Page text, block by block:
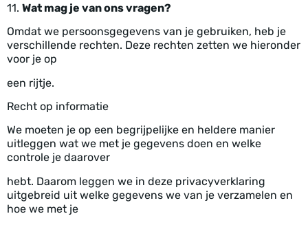
11. Wat mag je van ons vragen?
Omdat we persoonsgegevens van je gebruiken, heb je
verschillende rechten. Deze rechten zetten we hieronder
voor je op
een rijtje.
Recht op informatie
We moeten je op een begrijpelijke en heldere manier
uitleggen wat we met je gegevens doen en welke
controle je daarover
hebt. Daarom leggen we in deze privacyverklaring
uitgebreid uit welke gegevens we van je verzamelen en
hoe we met je